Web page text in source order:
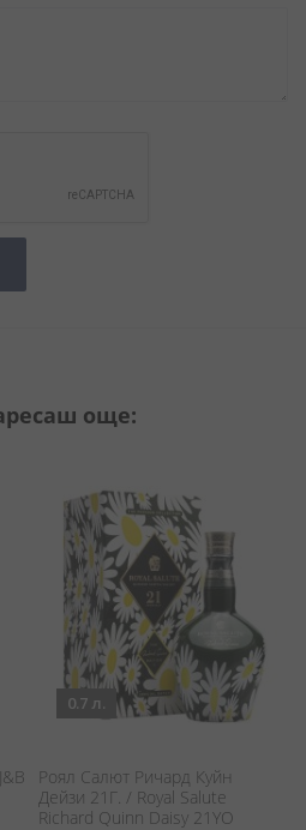
още:
0.7 л.
Роял Салют Ричард Куйн
Дейзи 21Г. / Royal Salute
Richard Quinn Daisy 21YO